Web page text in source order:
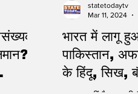
भारत में लागू
पाकिस्तान,
के हिंदू, सिख,
ईसाई प्रवासी
statetodaytv
Mar 11, 2024